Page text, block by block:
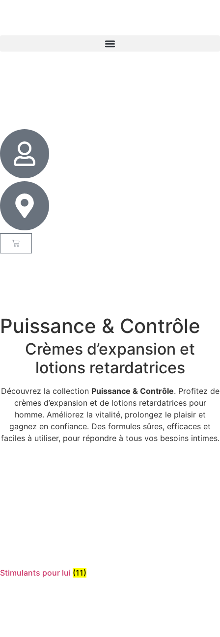
Puissance & Contrôle
Crèmes d’expansion et
lotions retardatrices
Découvrez la collection Puissance & Contrôle. Profitez de
crèmes d’expansion et de lotions retardatrices pour
homme. Améliorez la vitalité, prolongez le plaisir et
gagnez en confiance. Des formules sûres, efficaces et
faciles à utiliser, pour répondre à tous vos besoins intimes.
Stimulants pour lui (11)